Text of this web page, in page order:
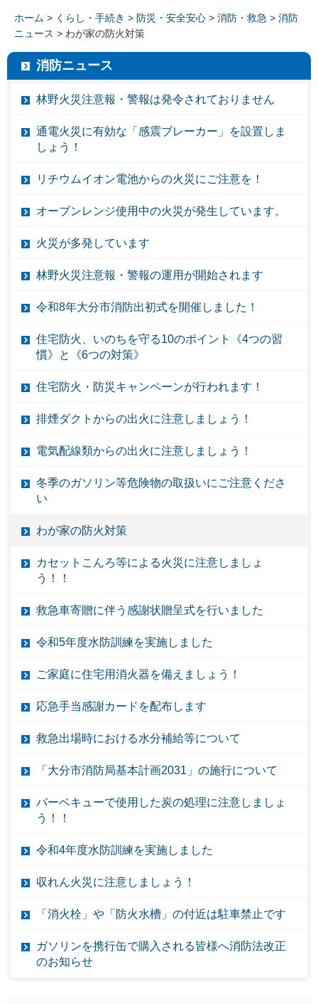
ホーム > くらし・手続き > 防災・安全安心 > 消防・救急 > 消防
ニュース > わが家の防火対策
消防ニュース
林野火災注意報・警報は発令されておりません
通電火災に有効な「感震ブレーカー」を設置しま
しょう！
リチウムイオン電池からの火災にご注意を！
オーブンレンジ使用中の火災が発生しています。
火災が多発しています
林野火災注意報・警報の運用が開始されます
令和8年大分市消防出初式を開催しました！
住宅防火、いのちを守る10のポイント《4つの習
慣》と《6つの対策》
住宅防火・防災キャンペーンが行われます！
排煙ダクトからの出火に注意しましょう！
電気配線類からの出火に注意しましょう！
冬季のガソリン等危険物の取扱いにご注意くださ
い
わが家の防火対策
カセットこんろ等による火災に注意しましょ
う！！
救急車寄贈に伴う感謝状贈呈式を行いました
令和5年度水防訓練を実施しました
ご家庭に住宅用消火器を備えましょう！
応急手当感謝カードを配布します
救急出場時における水分補給等について
「大分市消防局基本計画2031」の施行について
バーベキューで使用した炭の処理に注意しましょ
う！！
令和4年度水防訓練を実施しました
収れん火災に注意しましょう！
「消火栓」や「防火水槽」の付近は駐車禁止です
ガソリンを携行缶で購入される皆様へ消防法改正
のお知らせ